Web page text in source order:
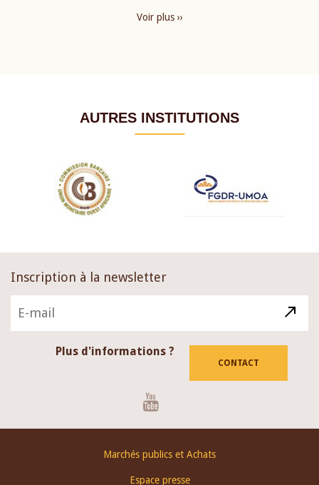
Voir plus ››
AUTRES INSTITUTIONS
Inscription à la newsletter
Plus d'informations ?
CONTACT
Marchés publics et Achats
Espace presse